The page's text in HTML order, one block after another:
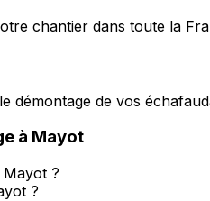
chantier dans toute la
démontage de vos
à Mayot
?
?